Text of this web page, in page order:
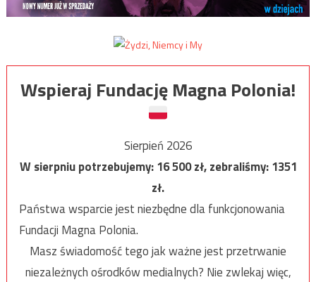
Wspieraj Fundację Magna Polonia!
Sierpień 2026
W sierpniu potrzebujemy:16 500zł, zebraliśmy:1351
zł.
Państwa wsparcie jest niezbędne dla funkcjonowania
Fundacji Magna Polonia.
Masz świadomość tego jak ważne jest przetrwanie
niezależnych ośrodków medialnych? Nie zwlekaj więc,